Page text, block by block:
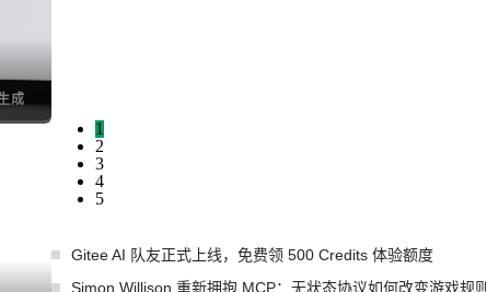
成
1
2
3
4
5
Gitee AI 队友正式上线，免费领 500 Credits 体验额度
Simon Willison 重新拥抱 MCP：无状态协议如何改变游戏规则